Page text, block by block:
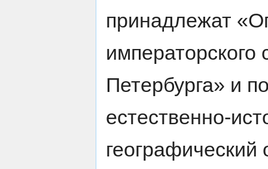
принадлежат
императорского
Петербурга» и
естественно-